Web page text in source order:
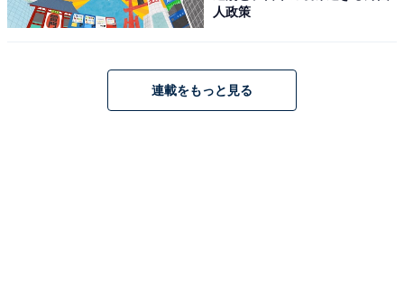
人政策
連載をもっと見る